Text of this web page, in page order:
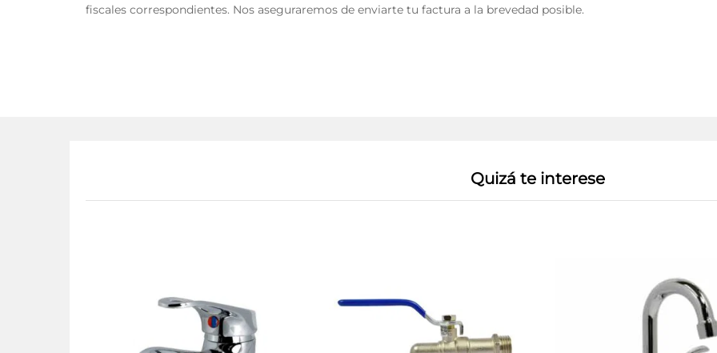
fiscales correspondientes. Nos aseguraremos de enviarte tu factura a la brevedad posible.
Quizá te interese